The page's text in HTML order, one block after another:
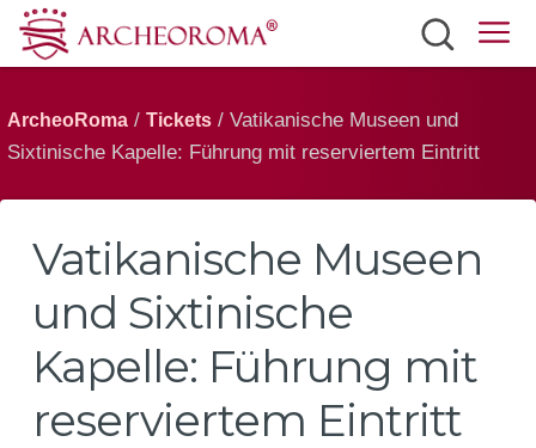
Tickets
Wetter
Deutsch
ArcheoRoma / Tickets / Vatikanische Museen und
Sixtinische Kapelle: Führung mit reserviertem Eintritt
Vatikanische Museen
und Sixtinische
Kapelle: Führung mit
reserviertem Eintritt